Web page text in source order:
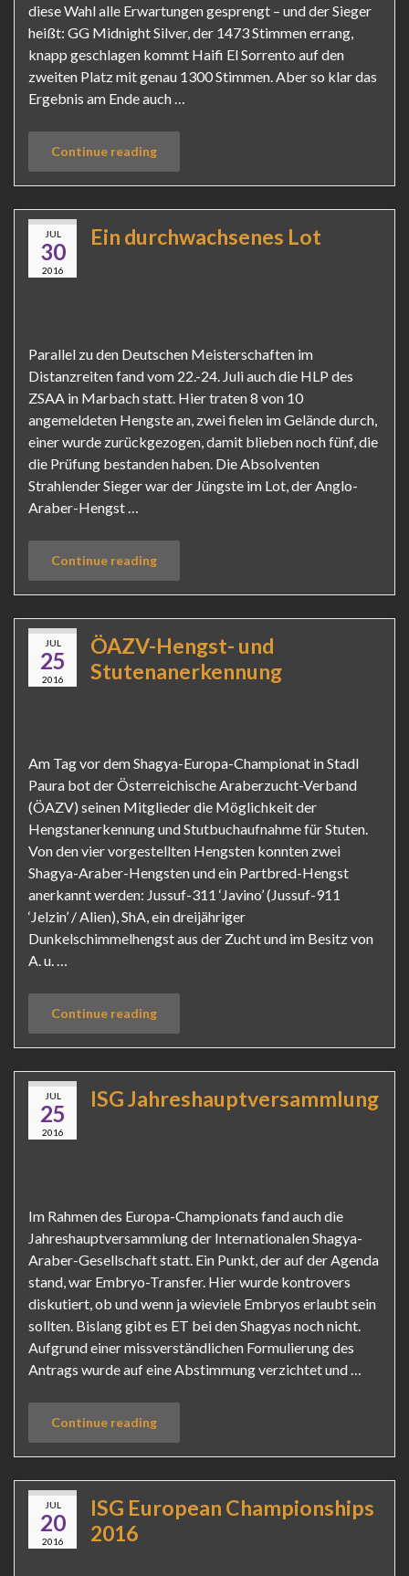
diese Wahl alle Erwartungen gesprengt – und der Sieger
heißt: GG Midnight Silver, der 1473 Stimmen errang,
knapp geschlagen kommt Haifi El Sorrento auf den
zweiten Platz mit genau 1300 Stimmen. Aber so klar das
Ergebnis am Ende auch …
Continue reading
JUL
30
2016
Ein durchwachsenes Lot
Parallel zu den Deutschen Meisterschaften im
Distanzreiten fand vom 22.-24. Juli auch die HLP des
ZSAA in Marbach statt. Hier traten 8 von 10
angemeldeten Hengste an, zwei fielen im Gelände durch,
einer wurde zurückgezogen, damit blieben noch fünf, die
die Prüfung bestanden haben. Die Absolventen
Strahlender Sieger war der Jüngste im Lot, der Anglo-
Araber-Hengst …
Continue reading
JUL
25
2016
ÖAZV-Hengst- und
Stutenanerkennung
Am Tag vor dem Shagya-Europa-Championat in Stadl
Paura bot der Österreichische Araberzucht-Verband
(ÖAZV) seinen Mitglieder die Möglichkeit der
Hengstanerkennung und Stutbuchaufnahme für Stuten.
Von den vier vorgestellten Hengsten konnten zwei
Shagya-Araber-Hengsten und ein Partbred-Hengst
anerkannt werden: Jussuf-311 ‘Javino’ (Jussuf-911
‘Jelzin’ / Alien), ShA, ein dreijähriger
Dunkelschimmelhengst aus der Zucht und im Besitz von
A. u. …
Continue reading
JUL
25
2016
ISG Jahreshauptversammlung
Im Rahmen des Europa-Championats fand auch die
Jahreshauptversammlung der Internationalen Shagya-
Araber-Gesellschaft statt. Ein Punkt, der auf der Agenda
stand, war Embryo-Transfer. Hier wurde kontrovers
diskutiert, ob und wenn ja wieviele Embryos erlaubt sein
sollten. Bislang gibt es ET bei den Shagyas noch nicht.
Aufgrund einer missverständlichen Formulierung des
Antrags wurde auf eine Abstimmung verzichtet und …
Continue reading
JUL
20
2016
ISG European Championships
2016